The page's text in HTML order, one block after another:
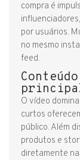
compra é
por usuários.
no mesmo
feed.
O vídeo
curtos
público. Além
produtos e
diretamente